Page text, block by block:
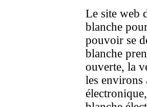
Le site web
blanche
pouvoir se
blanche
ouverte, la
les environs